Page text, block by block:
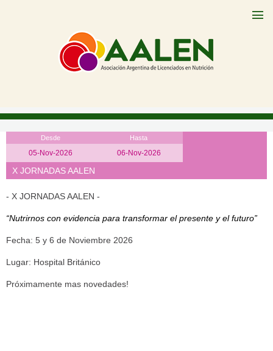
Desde
05-Nov-2026
Hasta
06-Nov-2026
X JORNADAS AALEN
- X JORNADAS AALEN -
“Nutrirnos con evidencia para transformar el presente y el futuro”
Fecha: 5 y 6 de Noviembre 2026
Lugar: Hospital Británico
Próximamente mas novedades!